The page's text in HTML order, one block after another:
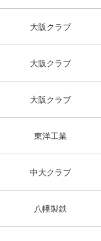
大阪クラブ
大阪クラブ
大阪クラブ
東洋工業
中大クラブ
八幡製鉄